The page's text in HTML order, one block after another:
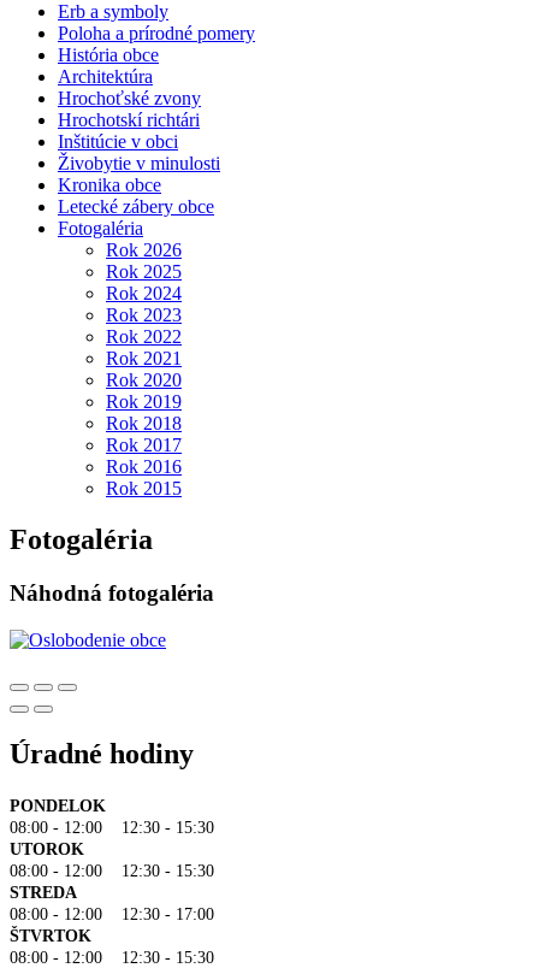
Erb a symboly
Poloha a prírodné pomery
História obce
Architektúra
Hrochoťské zvony
Hrochotskí richtári
Inštitúcie v obci
Živobytie v minulosti
Kronika obce
Letecké zábery obce
Fotogaléria
Rok 2026
Rok 2025
Rok 2024
Rok 2023
Rok 2022
Rok 2021
Rok 2020
Rok 2019
Rok 2018
Rok 2017
Rok 2016
Rok 2015
Fotogaléria
Náhodná fotogaléria
Úradné hodiny
PONDELOK
08:00 - 12:00 12:30 - 15:30
UTOROK
08:00 - 12:00 12:30 - 15:30
STREDA
08:00 - 12:00 12:30 - 17:00
ŠTVRTOK
08:00 - 12:00 12:30 - 15:30